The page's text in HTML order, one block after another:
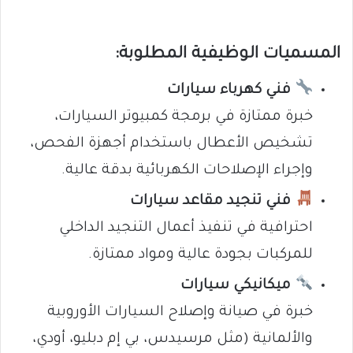
المسميات الوظيفية المطلوبة:
فني كهرباء سيارات
خبرة ممتازة في برمجة كمبيوتر السيارات،
تشخيص الأعطال باستخدام أجهزة الفحص،
وإجراء الإصلاحات الكهربائية بدقة عالية.
فني تنجيد مقاعد سيارات
احترافية في تنفيذ أعمال التنجيد الداخلي
للمركبات بجودة عالية ومواد ممتازة.
ميكانيكي سيارات
خبرة في صيانة وإصلاح السيارات الأوروبية
والألمانية (مثل مرسيدس، بي إم دبليو، أودي،